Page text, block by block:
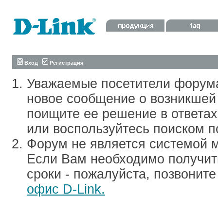
Вход Регистрация
Уважаемые посетители
новое сообщение о
поищите ее решение в
или воспользуйтесь поиском
Форум не является системой
Если Вам необходимо
сроки - пожалуйста,
офис D-Link.